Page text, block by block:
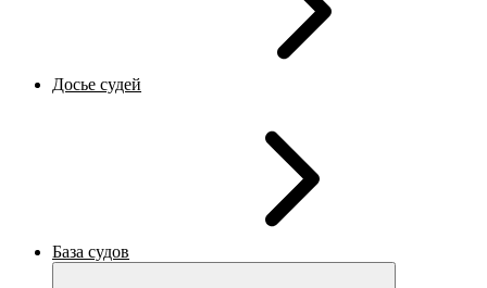
Досье судей
База судов